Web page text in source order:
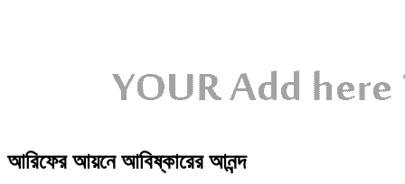
আরিফের আয়নে আবিষ্কারের আনন্দ